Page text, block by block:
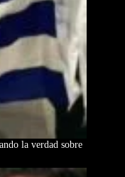
la verdad sobre